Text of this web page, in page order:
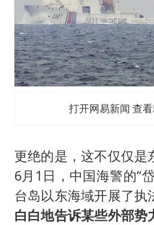
打开网易新闻 查
更绝的是，这不仅仅是
6月1日，中国海警的“
台岛以东海域开展了执
白白地告诉某些外部势